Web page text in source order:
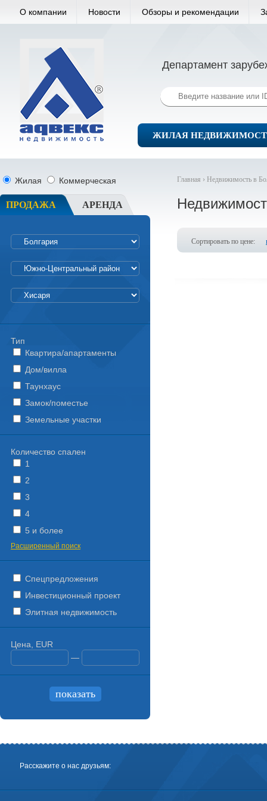
О компании Новости Обзоры и рекомендации
Департамент
ЖИЛАЯ
Главная › Недвижимость в
Сортировать по цене:
Жилая Коммерческая
ПРОДАЖА АРЕНДА
Тип
Квартира/апартаменты
Дом/вилла
Таунхаус
Замок/поместье
Земельные участки
Количество спален
1
2
3
4
5 и более
Расширенный поиск
Спецпредложения
Инвестиционный проект
Элитная недвижимость
Цена, EUR
—
Расскажите о нас друзьям: